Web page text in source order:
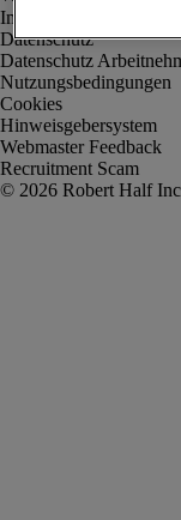
Impressum
Datenschutz
Datenschutz
Nutzungsbedingungen
Cookies
Hinweisgebersystem
Webmaster Feedback
Recruitment Scam